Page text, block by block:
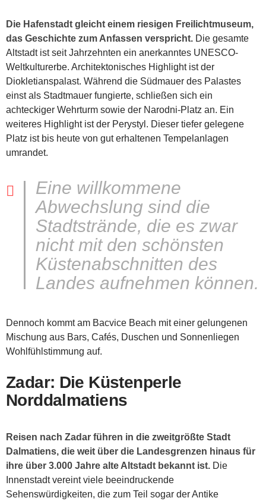
Die Hafenstadt gleicht einem riesigen Freilichtmuseum,
das Geschichte zum Anfassen verspricht. Die gesamte
Altstadt ist seit Jahrzehnten ein anerkanntes UNESCO-
Weltkulturerbe. Architektonisches Highlight ist der
Diokletianspalast. Während die Südmauer des Palastes
einst als Stadtmauer fungierte, schließen sich ein
achteckiger Wehrturm sowie der Narodni-Platz an. Ein
weiteres Highlight ist der Perystyl. Dieser tiefer gelegene
Platz ist bis heute von gut erhaltenen Tempelanlagen
umrandet.
Eine willkommene
Abwechslung sind die
Stadtstrände, die es zwar
nicht mit den schönsten
Küstenabschnitten des
Landes aufnehmen können.
Dennoch kommt am Bacvice Beach mit einer gelungenen
Mischung aus Bars, Cafés, Duschen und Sonnenliegen
Wohlfühlstimmung auf.
Zadar: Die Küstenperle
Norddalmatiens
Reisen nach Zadar führen in die zweitgrößte Stadt
Dalmatiens, die weit über die Landesgrenzen hinaus für
ihre über 3.000 Jahre alte Altstadt bekannt ist. Die
Innenstadt vereint viele beeindruckende
Sehenswürdigkeiten, die zum Teil sogar der Antike